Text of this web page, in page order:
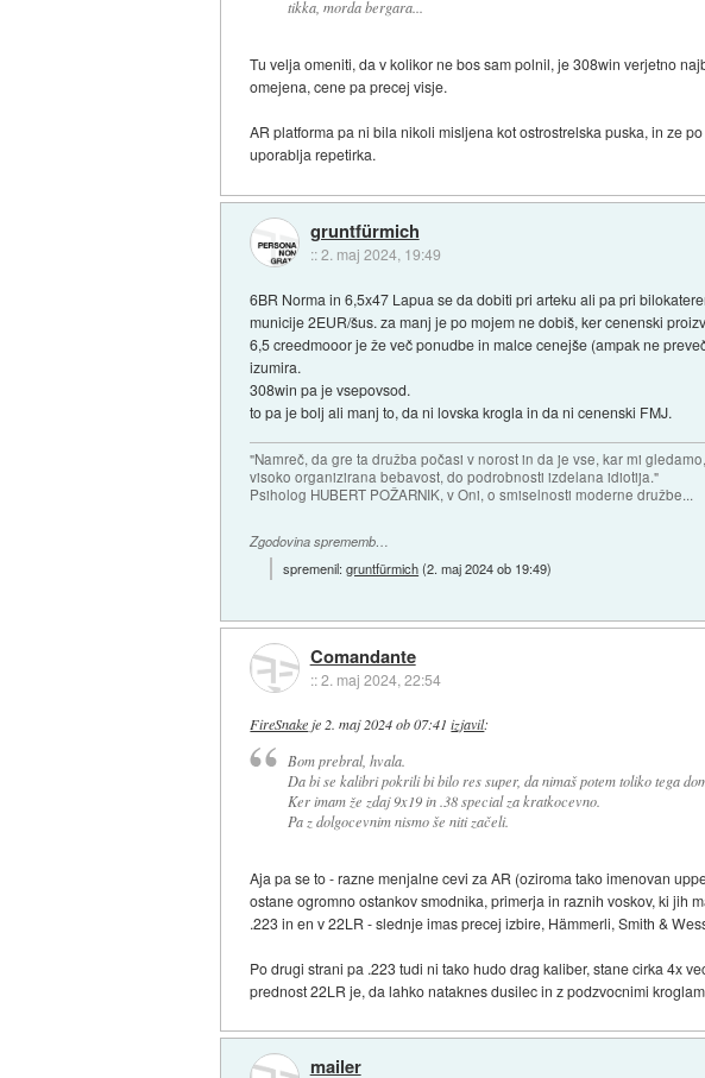
tikka, morda bergara...
Tu velja omeniti, da v kolikor ne bos sam polnil, je 308win verjetno
omejena, cene pa precej visje.
AR platforma pa ni bila nikoli misljena kot ostrostrelska puska, in ze
uporablja repetirka.
gruntfürmich
::2. maj 2024, 19:49
6BR Norma in 6,5x47 Lapua se da dobiti pri arteku ali pa pri
municije 2EUR/šus. za manj je po mojem ne dobiš, ker cenenski
6,5 creedmooor je že več ponudbe in malce cenejše (ampak ne
izumira.
308win pa je vsepovsod.
to pa je bolj ali manj to, da ni lovska krogla in da ni cenenski FMJ.
"Namreč, da gre ta družba počasi v norost in da je vse, kar mi gledamo,
visoko organizirana bebavost, do podrobnosti izdelana idiotija."
Psiholog HUBERT POŽARNIK, v Oni, o smiselnosti moderne družbe...
Zgodovina sprememb…
spremenil:gruntfürmich(2. maj 2024 ob 19:49)
Comandante
::2. maj 2024, 22:54
FireSnakeje2. maj 2024 ob 07:41 izjavil:
Bom prebral, hvala.
Da bi se kalibri pokrili bi bilo res super, da nimaš potem toliko tega
Ker imam že zdaj 9x19 in .38 special za kratkocevno.
Pa z dolgocevnim nismo še niti začeli.
Aja pa se to - razne menjalne cevi za AR (oziroma tako imenovan
ostane ogromno ostankov smodnika, primerja in raznih voskov, ki jih
.223 in en v 22LR - slednje imas precej izbire, Hämmerli, Smith &
Po drugi strani pa .223 tudi ni tako hudo drag kaliber, stane cirka 4x
prednost 22LR je, da lahko nataknes dusilec in z podzvocnimi
mailer